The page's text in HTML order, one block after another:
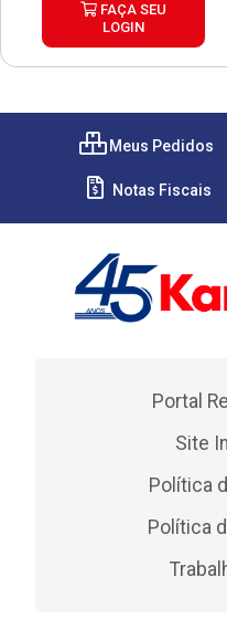
FAÇA SEU
LOGIN
Meus Pedidos
Notas Fiscais
Portal
Site
Política
Política